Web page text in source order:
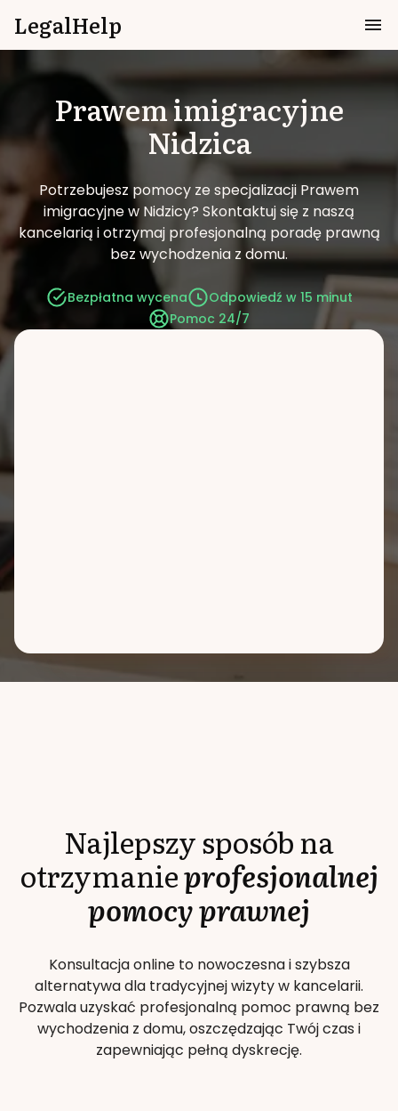
LegalHelp
Prawem imigracyjne
Nidzica
Potrzebujesz pomocy ze specjalizacji Prawem
imigracyjne w Nidzicy? Skontaktuj się z naszą
kancelarią i otrzymaj profesjonalną poradę prawną
bez wychodzenia z domu.
Bezpłatna wycena
Odpowiedź w 15 minut
Pomoc 24/7
Najlepszy sposób na
otrzymanieprofesjonalnej
pomocy prawnej
Konsultacja online to nowoczesna i szybsza
alternatywa dla tradycyjnej wizyty w kancelarii.
Pozwala uzyskać profesjonalną pomoc prawną bez
wychodzenia z domu, oszczędzając Twój czas i
zapewniając pełną dyskrecję.